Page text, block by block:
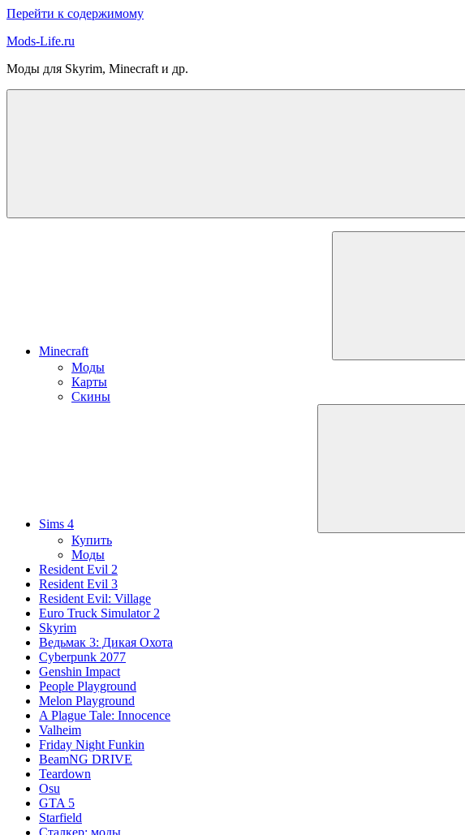
Перейти к содержимому
Mods-Life.ru
Моды для Skyrim, Minecraft и др.
Minecraft
Моды
Карты
Скины
Sims 4
Купить
Моды
Resident Evil 2
Resident Evil 3
Resident Evil: Village
Euro Truck Simulator 2
Skyrim
Ведьмак 3: Дикая Охота
Cyberpunk 2077
Genshin Impact
People Playground
Melon Playground
A Plague Tale: Innocence
Valheim
Friday Night Funkin
BeamNG DRIVE
Teardown
Osu
GTA 5
Starfield
Сталкер: моды